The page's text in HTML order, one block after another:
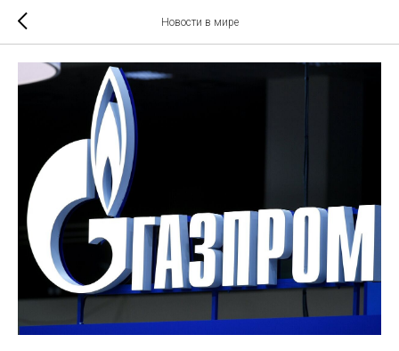
Новости в мире